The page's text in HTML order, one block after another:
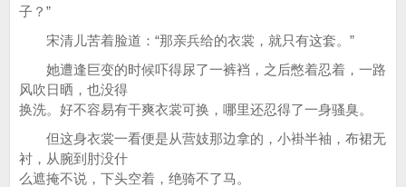
子？”
宋清儿苦着脸道：“那亲兵给的衣裳，就只有这套。”
她遭逢巨变的时候吓得尿了一裤裆，之后憋着忍着，一路
风吹日晒，也没得
换洗。好不容易有干爽衣裳可换，哪里还忍得了一身骚臭。
但这身衣裳一看便是从营妓那边拿的，小褂半袖，布裙无
衬，从腕到肘没什
么遮掩不说，下头空着，绝骑不了马。